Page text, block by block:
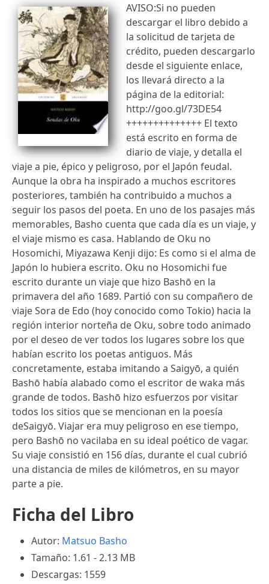
AVISO:Si no pueden
descargar el libro debido a
la solicitud de tarjeta de
crédito, pueden descargarlo
desde el siguiente enlace,
los llevará directo a la
página de la editorial:
http://goo.gl/73DE54
++++++++++++++ El texto
está escrito en forma de
diario de viaje, y detalla el
viaje a pie, épico y peligroso, por el Japón feudal.
Aunque la obra ha inspirado a muchos escritores
posteriores, también ha contribuido a muchos a
seguir los pasos del poeta. En uno de los pasajes más
memorables, Basho cuenta que cada día es un viaje, y
el viaje mismo es casa. Hablando de Oku no
Hosomichi, Miyazawa Kenji dijo: Es como si el alma de
Japón lo hubiera escrito. Oku no Hosomichi fue
escrito durante un viaje que hizo Bashō en la
primavera del año 1689. Partió con su compañero de
viaje Sora de Edo (hoy conocido como Tokio) hacia la
región interior norteña de Oku, sobre todo animado
por el deseo de ver todos los lugares sobre los que
habían escrito los poetas antiguos. Más
concretamente, estaba imitando a Saigyō, a quién
Bashō había alabado como el escritor de waka más
grande de todos. Bashō hizo esfuerzos por visitar
todos los sitios que se mencionan en la poesía
deSaigyō. Viajar era muy peligroso en ese tiempo,
pero Bashō no vacilaba en su ideal poético de vagar.
Su viaje consistió en 156 días, durante el cual cubrió
una distancia de miles de kilómetros, en su mayor
parte a pie.
Ficha del Libro
Autor: Matsuo Basho
Tamaño: 1.61 - 2.13 MB
Descargas: 1559